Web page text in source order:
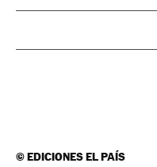
©EDICIONES EL PAÍS